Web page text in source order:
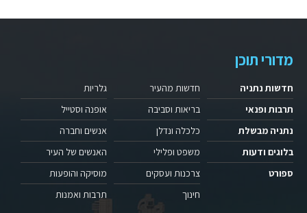
מדורי תוכן
חדשות נתניה
תרבות ופנאי
נתניה מבשלת
בלוגים ודעות
ספורט
חדשות מהעיר
בריאות וסביבה
כלכלה ונדלן
משפט ופלילי
צרכנות ועסקים
חינוך
גלריות
אופנה וסטייל
אנשים וחברה
האנשים של העיר
מוסיקה והופעות
תרבות ואמנות